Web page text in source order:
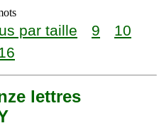
par taille 9
10
lettres